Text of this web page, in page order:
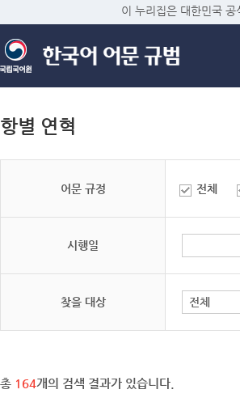
이 누리집은 대한민국 공
항별 연혁
어문 규정 전체
시행일
찾을 대상
총 164개의 검색 결과가 있습니다.